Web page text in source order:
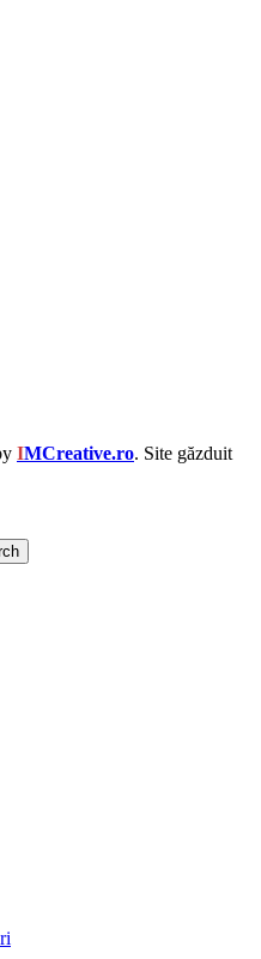
IMCreative.ro. Site găzduit